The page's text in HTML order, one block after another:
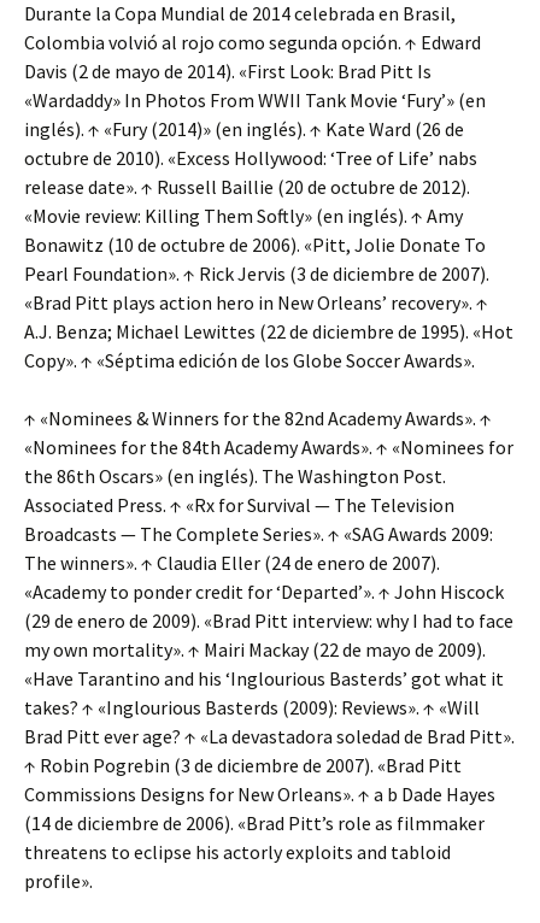
Durante la Copa Mundial de 2014 celebrada en Brasil,
Colombia volvió al rojo como segunda opción. ↑ Edward
Davis (2 de mayo de 2014). «First Look: Brad Pitt Is
«Wardaddy» In Photos From WWII Tank Movie ‘Fury’» (en
inglés). ↑ «Fury (2014)» (en inglés). ↑ Kate Ward (26 de
octubre de 2010). «Excess Hollywood: ‘Tree of Life’ nabs
release date». ↑ Russell Baillie (20 de octubre de 2012).
«Movie review: Killing Them Softly» (en inglés). ↑ Amy
Bonawitz (10 de octubre de 2006). «Pitt, Jolie Donate To
Pearl Foundation». ↑ Rick Jervis (3 de diciembre de 2007).
«Brad Pitt plays action hero in New Orleans’ recovery». ↑
A.J. Benza; Michael Lewittes (22 de diciembre de 1995). «Hot
Copy». ↑ «Séptima edición de los Globe Soccer Awards».
↑ «Nominees & Winners for the 82nd Academy Awards». ↑
«Nominees for the 84th Academy Awards». ↑ «Nominees for
the 86th Oscars» (en inglés). The Washington Post.
Associated Press. ↑ «Rx for Survival — The Television
Broadcasts — The Complete Series». ↑ «SAG Awards 2009:
The winners». ↑ Claudia Eller (24 de enero de 2007).
«Academy to ponder credit for ‘Departed’». ↑ John Hiscock
(29 de enero de 2009). «Brad Pitt interview: why I had to face
my own mortality». ↑ Mairi Mackay (22 de mayo de 2009).
«Have Tarantino and his ‘Inglourious Basterds’ got what it
takes? ↑ «Inglourious Basterds (2009): Reviews». ↑ «Will
Brad Pitt ever age? ↑ «La devastadora soledad de Brad Pitt».
↑ Robin Pogrebin (3 de diciembre de 2007). «Brad Pitt
Commissions Designs for New Orleans». ↑ a b Dade Hayes
(14 de diciembre de 2006). «Brad Pitt’s role as filmmaker
threatens to eclipse his actorly exploits and tabloid
profile».